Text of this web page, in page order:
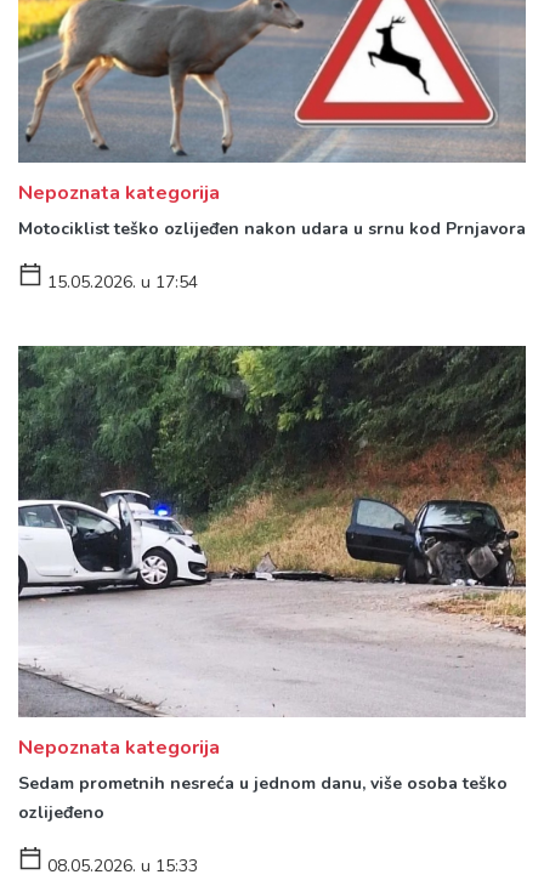
Nepoznata kategorija
Motociklist teško ozlijeđen nakon udara u srnu kod Prnjavora
15.05.2026. u 17:54
Nepoznata kategorija
Sedam prometnih nesreća u jednom danu, više osoba teško
ozlijeđeno
08.05.2026. u 15:33